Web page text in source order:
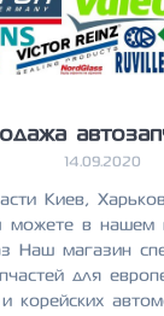
14.09.2020
Киев,
можете в нашем
Наш магазин
для
и корейских